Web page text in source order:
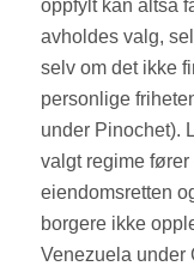
oppfylt kan altså
avholdes valg,
selv om det ikke
personlige
under Pinochet).
valgt regime
eiendomsretten
borgere ikke
Venezuela under